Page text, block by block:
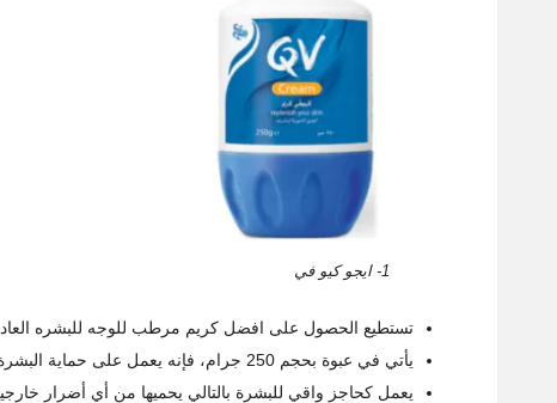
1- ايجو كيو في
تستطيع الحصول على افضل كريم مرطب للوجه للبشره
يأتي في عبوة بحجم 250 جرام، فإنه يعمل على حماية البشرة من أن تتعرض للجفاف.
يعمل كحاجز واقي للبشرة بالتالي يحميها من أي أضرار